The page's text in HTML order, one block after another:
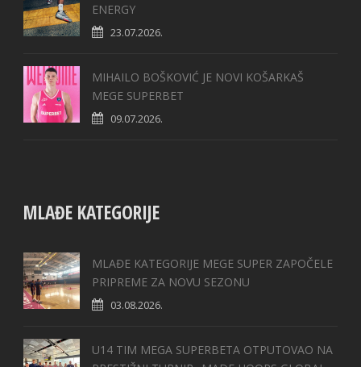
ENERGY
23.07.2026.
MIHAILO BOŠKOVIĆ JE NOVI KOŠARKAŠ
MEGE SUPERBET
09.07.2026.
MLAĐE KATEGORIJE
MLAĐE KATEGORIJE MEGE SUPER ZAPOČELE
PRIPREME ZA NOVU SEZONU
03.08.2026.
U14 TIM MEGA SUPERBETA OTPUTOVAO NA